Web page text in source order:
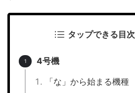
タップできる目次
4号機
「な」から始まる機種